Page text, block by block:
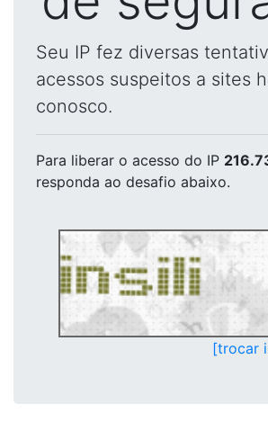
Seu IP fez diversas
acessos suspeitos a sites
conosco.
Para liberar o acesso do IP
responda ao desafio abaixo.
[trocar